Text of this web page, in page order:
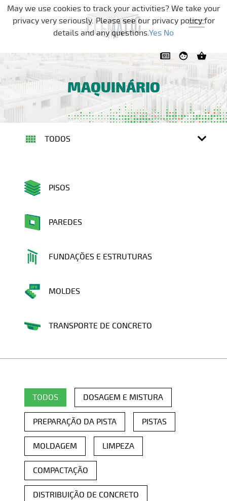
Pular a navegação
MAQUINÁRIO
TODOS
PISOS
PAREDES
FUNDAÇÕES E ESTRUTURAS
MOLDES
TRANSPORTE DE CONCRETO
TODOS DOSAGEM E MISTURA
PREPARAÇÃO DA PISTA PISTAS
MOLDAGEM LIMPEZA
COMPACTAÇÃO
DISTRIBUIÇÃO DE CONCRETO
May we use cookies to track your activities? We take your
privacy very seriously. Please see our privacy policy for
details and any questions.Yes No